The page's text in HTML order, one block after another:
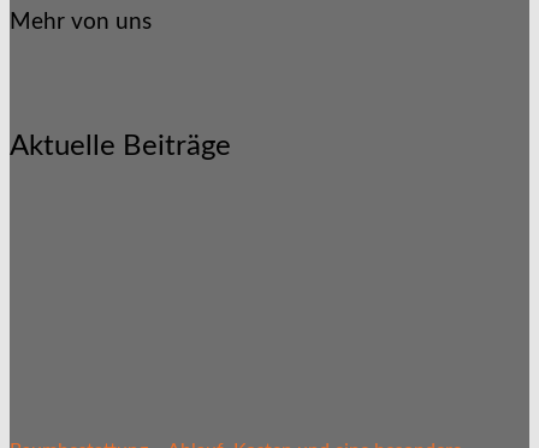
Mehr von uns
Aktuelle Beiträge